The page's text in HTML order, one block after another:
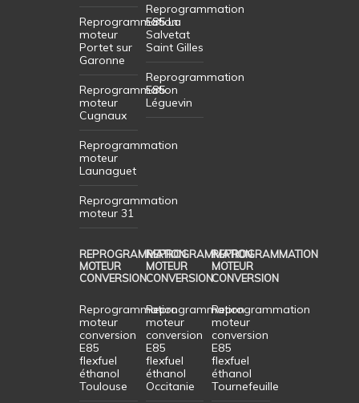
Reprogrammation
moteur
Portet sur
Garonne
Reprogrammation
moteur
Cugnaux
Reprogrammation
moteur
Launaguet
Reprogrammation
moteur 31
Reprogrammation
E85 La
Salvetat
Saint Gilles
Reprogrammation
E85
Léguevin
REPROGRAMMATION
MOTEUR
CONVERSION
Reprogrammation
moteur
conversion
E85
flexfuel
éthanol
Toulouse
REPROGRAMMATION
MOTEUR
CONVERSION
Reprogrammation
moteur
conversion
E85
flexfuel
éthanol
Occitanie
REPROGRAMMATION
MOTEUR
CONVERSION
Reprogrammation
moteur
conversion
E85
flexfuel
éthanol
Tournefeuille